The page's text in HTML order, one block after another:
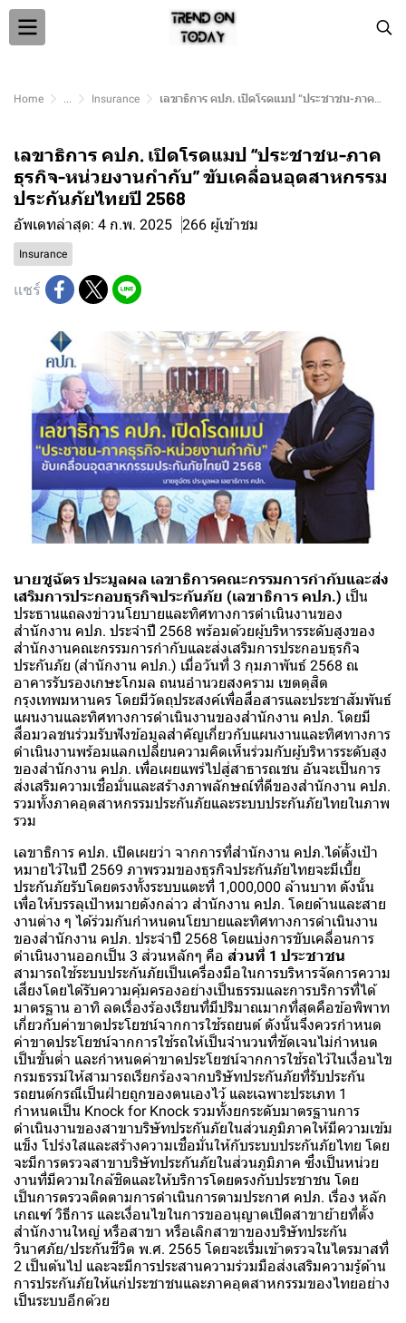
Home ... Insurance เลขาธิการ คปภ. เปิดโรดแมป “ประชาชน-ภาคธุรกิจ-หน่วยงานกำกับ” ขับเคลื่อนอุตสาหกรรมประกันภัยไทยปี 2568
เลขาธิการ คปภ. เปิดโรดแมป “ประชาชน-ภาค
ธุรกิจ-หน่วยงานกำกับ” ขับเคลื่อนอุตสาหกรรม
ประกันภัยไทยปี 2568
อัพเดทล่าสุด: 4 ก.พ. 2025 266 ผู้เข้าชม
Insurance
แชร์
นายชูฉัตร ประมูลผล เลขาธิการคณะกรรมการกำกับและส่ง
เสริมการประกอบธุรกิจประกันภัย (เลขาธิการ คปภ.) เป็น
ประธานแถลงข่าวนโยบายและทิศทางการดำเนินงานของ
สำนักงาน คปภ. ประจำปี 2568 พร้อมด้วยผู้บริหารระดับสูงของ
สำนักงานคณะกรรมการกำกับและส่งเสริมการประกอบธุรกิจ
ประกันภัย (สำนักงาน คปภ.) เมื่อวันที่ 3 กุมภาพันธ์ 2568 ณ
อาคารรับรองเกษะโกมล ถนนอำนวยสงคราม เขตดุสิต
กรุงเทพมหานคร โดยมีวัตถุประสงค์เพื่อสื่อสารและประชาสัมพันธ์
แผนงานและทิศทางการดำเนินงานของสำนักงาน คปภ. โดยมี
สื่อมวลชนร่วมรับฟังข้อมูลสำคัญเกี่ยวกับแผนงานและทิศทางการ
ดำเนินงานพร้อมแลกเปลี่ยนความคิดเห็นร่วมกับผู้บริหารระดับสูง
ของสำนักงาน คปภ. เพื่อเผยแพร่ไปสู่สาธารณชน อันจะเป็นการ
ส่งเสริมความเชื่อมั่นและสร้างภาพลักษณ์ที่ดีของสำนักงาน คปภ.
รวมทั้งภาคอุตสาหกรรมประกันภัยและระบบประกันภัยไทยในภาพ
รวม
เลขาธิการ คปภ. เปิดเผยว่า จากการที่สำนักงาน คปภ.ได้ตั้งเป้า
หมายไว้ในปี 2569 ภาพรวมของธุรกิจประกันภัยไทยจะมีเบี้ย
ประกันภัยรับโดยตรงทั้งระบบแตะที่ 1,000,000 ล้านบาท ดังนั้น
เพื่อให้บรรลุเป้าหมายดังกล่าว สำนักงาน คปภ. โดยด้านและสาย
งานต่าง ๆ ได้ร่วมกันกำหนดนโยบายและทิศทางการดำเนินงาน
ของสำนักงาน คปภ. ประจำปี 2568 โดยแบ่งการขับเคลื่อนการ
ดำเนินงานออกเป็น 3 ส่วนหลักๆ คือ ส่วนที่ 1 ประชาชน
สามารถใช้ระบบประกันภัยเป็นเครื่องมือในการบริหารจัดการความ
เสี่ยงโดยได้รับความคุ้มครองอย่างเป็นธรรมและการบริการที่ได้
มาตรฐาน อาทิ ลดเรื่องร้องเรียนที่มีปริมาณมากที่สุดคือข้อพิพาท
เกี่ยวกับค่าขาดประโยชน์จากการใช้รถยนต์ ดังนั้นจึงควรกำหนด
ค่าขาดประโยชน์จากการใช้รถให้เป็นจำนวนที่ชัดเจนไม่กำหนด
เป็นขั้นต่ำ และกำหนดค่าขาดประโยชน์จากการใช้รถไว้ในเงื่อนไข
กรมธรรม์ให้สามารถเรียกร้องจากบริษัทประกันภัยที่รับประกัน
รถยนต์กรณีเป็นฝ่ายถูกของตนเองไว้ และเฉพาะประเภท 1
กำหนดเป็น Knock for Knock รวมทั้งยกระดับมาตรฐานการ
ดำเนินงานของสาขาบริษัทประกันภัยในส่วนภูมิภาคให้มีความเข้ม
แข็ง โปร่งใสและสร้างความเชื่อมั่นให้กับระบบประกันภัยไทย โดย
จะมีการตรวจสาขาบริษัทประกันภัยในส่วนภูมิภาค ซึ่งเป็นหน่วย
งานที่มีความใกล้ชิดและให้บริการโดยตรงกับประชาชน โดย
เป็นการตรวจติดตามการดำเนินการตามประกาศ คปภ. เรื่อง หลัก
เกณฑ์ วิธีการ และเงื่อนไขในการขออนุญาตเปิดสาขาย้ายที่ตั้ง
สำนักงานใหญ่ หรือสาขา หรือเลิกสาขาของบริษัทประกัน
วินาศภัย/ประกันชีวิต พ.ศ. 2565 โดยจะเริ่มเข้าตรวจในไตรมาสที่
2 เป็นต้นไป และจะมีการประสานความร่วมมือส่งเสริมความรู้ด้าน
การประกันภัยให้แก่ประชาชนและภาคอุตสาหกรรมของไทยอย่าง
เป็นระบบอีกด้วย